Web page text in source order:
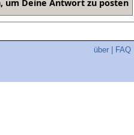
über FAQ